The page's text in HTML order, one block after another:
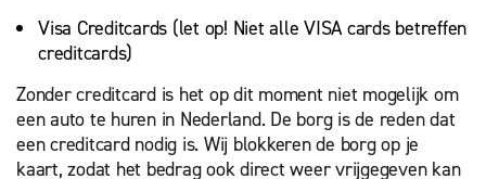
Visa Creditcards (let op! Niet alle VISA cards betreffen
creditcards)
Zonder creditcard is het op dit moment niet mogelijk om
een auto te huren in Nederland. De borg is de reden dat
een creditcard nodig is. Wij blokkeren de borg op je
kaart, zodat het bedrag ook direct weer vrijgegeven kan